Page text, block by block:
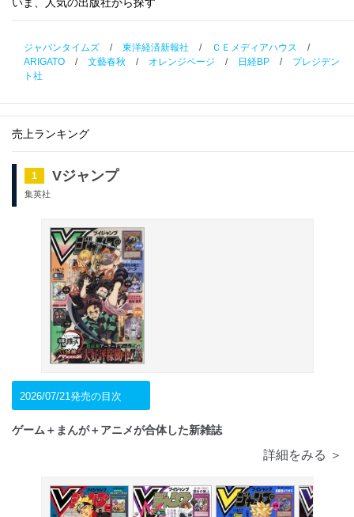
ジャパンタイムズ / 東洋経済新報社 / ＣＥメディアハウス
/
ARIGATO
/ 文藝春秋 / オレンジページ / 日経BP /
プレジデン
ト社
売上ランキング
1 Vジャンプ
集英社
2026/07/21発売の目次
ゲーム＋まんが＋アニメが合体した新雑誌
詳細をみる ＞